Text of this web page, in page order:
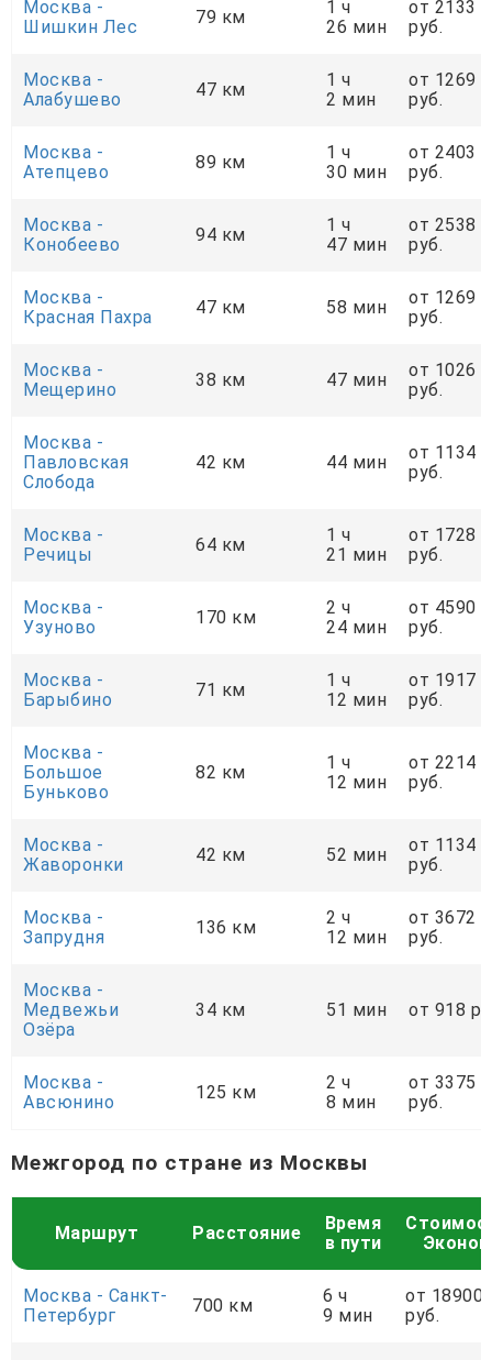
Москва -
Шишкин Лес
79 км
1 ч
26 мин
от 2133
руб.
Москва -
Алабушево
47 км
1 ч
2 мин
от 1269
руб.
Москва -
Атепцево
89 км
1 ч
30 мин
от 2403
руб.
Москва -
Конобеево
94 км
1 ч
47 мин
от 2538
руб.
Москва -
Красная Пахра
47 км 58 мин
от 1269
руб.
Москва -
Мещерино
38 км 47 мин
от 1026
руб.
Москва -
Павловская
Слобода
42 км 44 мин
от 1134
руб.
Москва -
Речицы
64 км
1 ч
21 мин
от 1728
руб.
Москва -
Узуново
170 км
2 ч
24 мин
от 4590
руб.
Москва -
Барыбино
71 км
1 ч
12 мин
от 1917
руб.
Москва -
Большое
Буньково
82 км
1 ч
12 мин
от 2214
руб.
Москва -
Жаворонки
42 км 52 мин
от 1134
руб.
Москва -
Запрудня
136 км
2 ч
12 мин
от 3672
руб.
Москва -
Медвежьи
Озёра
34 км 51 мин от 918
Москва -
Авсюнино
125 км
2 ч
8 мин
от 3375
руб.
Межгород по стране из Москвы
Маршрут Расстояние
Время
в пути
Эконом
Москва - Санкт-
Петербург
700 км
6 ч
9 мин
от 18900
руб.